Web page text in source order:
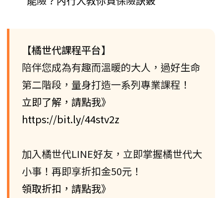
【橘世代課程平台】
陪伴您成為有趣而溫暖的大人，過好生命
第二階段，量身打造一系列專業課程！
立即了解，請點我》
https://bit.ly/44stv2z
加入橘世代LINE好友，立即掌握橘世代大
小事！再即享折扣金50元！
領取折扣，請點我》